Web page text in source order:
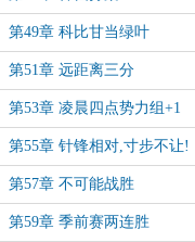
第49章 科比甘当绿叶
第51章 远距离三分
第53章 凌晨四点势力组+1
第55章 针锋相对,寸步不让!
第57章 不可能战胜
第59章 季前赛两连胜